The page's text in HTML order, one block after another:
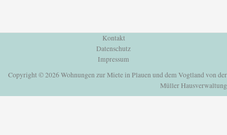
Kontakt
Datenschutz
Impressum
Copyright © 2026 Wohnungen zur Miete in Plauen und dem Vogtland von der
Müller Hausverwaltung